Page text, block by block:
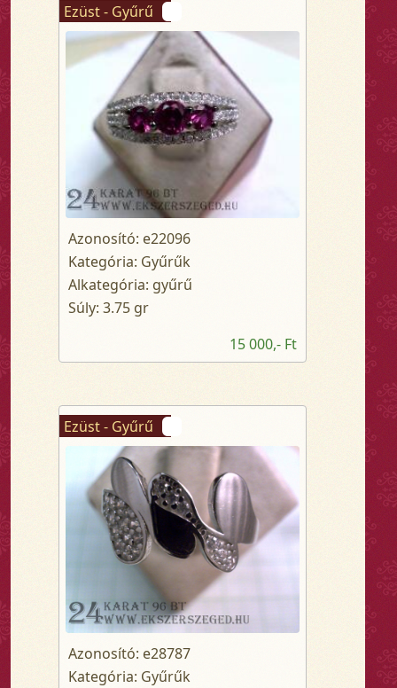
Ezüst - Gyűrű
Azonosító: e22096
Kategória: Gyűrűk
Alkategória: gyűrű
Súly: 3.75 gr
15 000,- Ft
Ezüst - Gyűrű
Azonosító: e28787
Kategória: Gyűrűk